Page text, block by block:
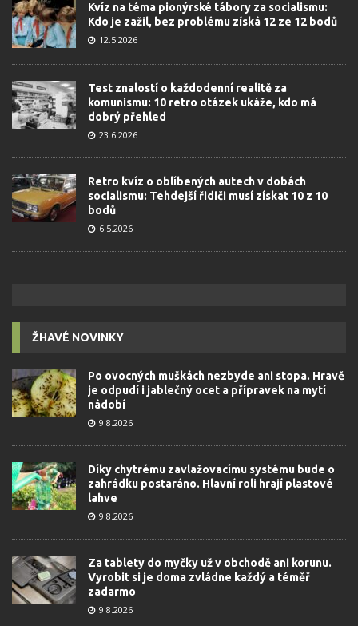
Kvíz na téma pionýrské tábory za socialismu:
Kdo je zažil, bez problému získá 12 ze 12 bodů
12.5.2026
Test znalostí o každodenní realitě za
komunismu: 10 retro otázek ukáže, kdo má
dobrý přehled
23.6.2026
Retro kvíz o oblíbených autech v dobách
socialismu: Tehdejší řidiči musí získat 10 z 10
bodů
6.5.2026
ŽHAVÉ NOVINKY
Po ovocných muškách nezbyde ani stopa. Hravě
je odpudí i jablečný ocet a přípravek na mytí
nádobí
9.8.2026
Díky chytrému zavlažovacímu systému bude o
zahrádku postaráno. Hlavní roli hrají plastové
lahve
9.8.2026
Za tablety do myčky už v obchodě ani korunu.
Vyrobit si je doma zvládne každý a téměř
zadarmo
9.8.2026